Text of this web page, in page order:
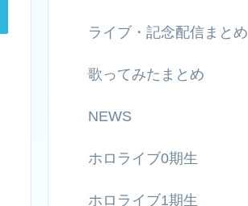
ライブ・記念配信まとめ
歌ってみたまとめ
NEWS
ホロライブ0期生
ホロライブ1期生